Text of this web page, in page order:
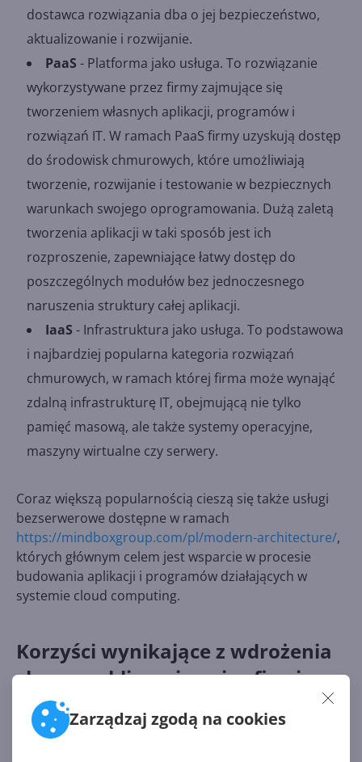
Zarządzaj zgodą na cookies
dostawca rozwiązania dba o jej bezpieczeństwo,
aktualizowanie i rozwijanie.
PaaS - Platforma jako usługa. To rozwiązanie
wykorzystywane przez firmy zajmujące się
tworzeniem własnych aplikacji, programów i
rozwiązań IT. W ramach PaaS firmy uzyskują dostęp
do środowisk chmurowych, które umożliwiają
tworzenie, rozwijanie i testowanie w bezpiecznych
warunkach swojego oprogramowania. Dużą zaletą
tworzenia aplikacji w taki sposób jest ich
rozproszenie, zapewniające łatwy dostęp do
poszczególnych modułów bez jednoczesnego
naruszenia struktury całej aplikacji.
IaaS - Infrastruktura jako usługa. To podstawowa
i najbardziej popularna kategoria rozwiązań
chmurowych, w ramach której firma może wynająć
zdalną infrastrukturę IT, obejmującą nie tylko
pamięć masową, ale także systemy operacyjne,
maszyny wirtualne czy serwery.
Coraz większą popularnością cieszą się także usługi
bezserwerowe dostępne w ramach
https://mindboxgroup.com/pl/modern-architecture/,
których głównym celem jest wsparcie w procesie
budowania aplikacji i programów działających w
systemie cloud computing.
Korzyści wynikające z wdrożenia
chmury obliczeniowej w firmie
Jakie są najważniejsze zalety wykorzystania chmury
obliczeniowej we własnej firmie? Przede wszystkim